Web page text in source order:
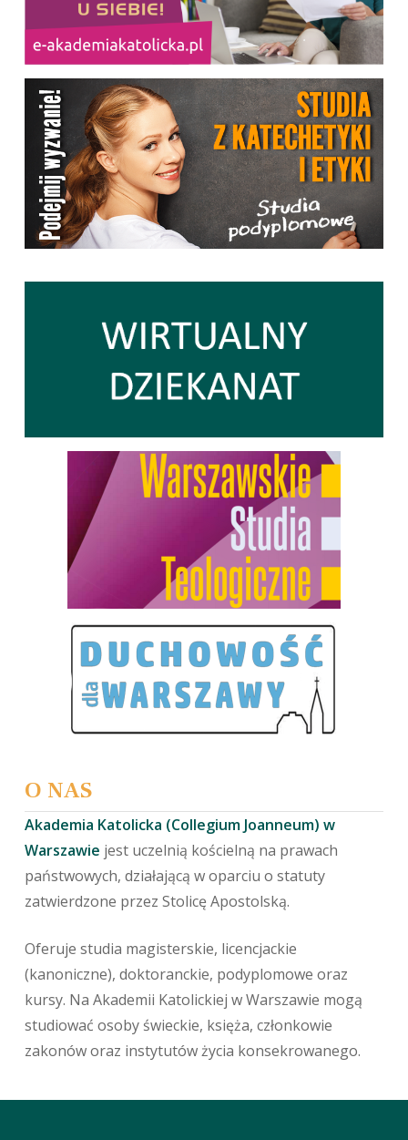
O NAS
Akademia Katolicka (Collegium Joanneum) w
Warszawie jest uczelnią kościelną na prawach
państwowych, działającą w oparciu o statuty
zatwierdzone przez Stolicę Apostolską.
Oferuje studia magisterskie, licencjackie
(kanoniczne), doktoranckie, podyplomowe oraz
kursy. Na Akademii Katolickiej w Warszawie mogą
studiować osoby świeckie, księża, członkowie
zakonów oraz instytutów życia konsekrowanego.